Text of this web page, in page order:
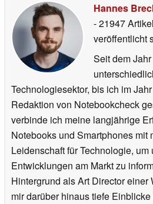
Hannes
- 21947
veröffentlicht
Seit dem
Technologiesektor, bis ich im
Redaktion von Notebookcheck
verbinde ich meine langjährige
Notebooks und Smartphones mit
Leidenschaft für Technologie,
Entwicklungen am Markt zu
Hintergrund als Art Director einer
mir darüber hinaus tiefe